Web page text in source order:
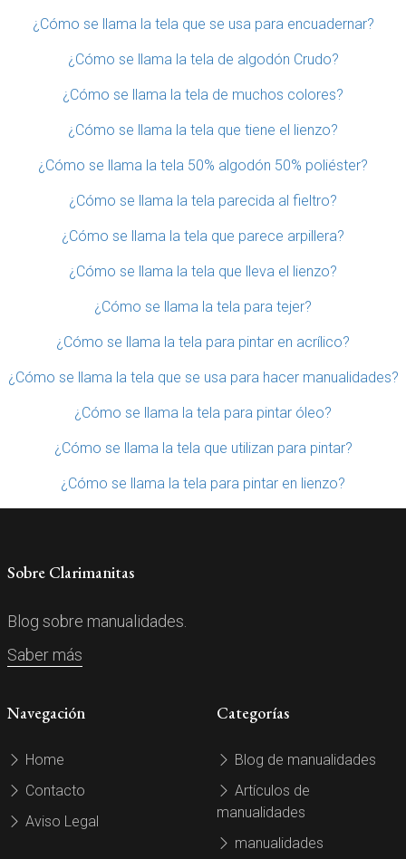
¿Cómo se llama la tela que se usa para encuadernar?
¿Cómo se llama la tela de algodón Crudo?
¿Cómo se llama la tela de muchos colores?
¿Cómo se llama la tela que tiene el lienzo?
¿Cómo se llama la tela 50% algodón 50% poliéster?
¿Cómo se llama la tela parecida al fieltro?
¿Cómo se llama la tela que parece arpillera?
¿Cómo se llama la tela que lleva el lienzo?
¿Cómo se llama la tela para tejer?
¿Cómo se llama la tela para pintar en acrílico?
¿Cómo se llama la tela que se usa para hacer manualidades?
¿Cómo se llama la tela para pintar óleo?
¿Cómo se llama la tela que utilizan para pintar?
¿Cómo se llama la tela para pintar en lienzo?
Sobre Clarimanitas
Blog sobre manualidades.
Saber más
Navegación
Home
Contacto
Aviso Legal
Categorías
Blog de manualidades
Artículos de
manualidades
manualidades